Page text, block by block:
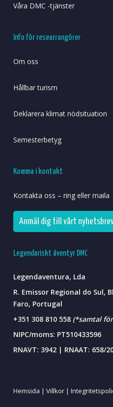
Våra DMC -tjänster
Info för researrangörer
Om oss
Hållbar turism
Deklarera klimat nödsituation
Semesterbetyg
Komma i kontakt
Kontakta oss – ring eller maila
Anmäl dig till vårt
Legendariskt äventyr DMC
Legendaventura, Lda
R. Emissor Regional do Sul,
Faro, Portugal
+351 308 810 558 (*samtal
NIPC/moms: PT510433596
RNAVT: 3942 | RNAAT: 658/
Hemsida | Villkor |